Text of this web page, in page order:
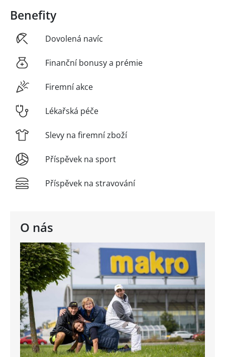
O nás
Benefity
Dovolená navíc
Finanční bonusy a prémie
Firemní akce
Lékařská péče
Slevy na firemní zboží
Příspěvek na sport
Příspěvek na stravování